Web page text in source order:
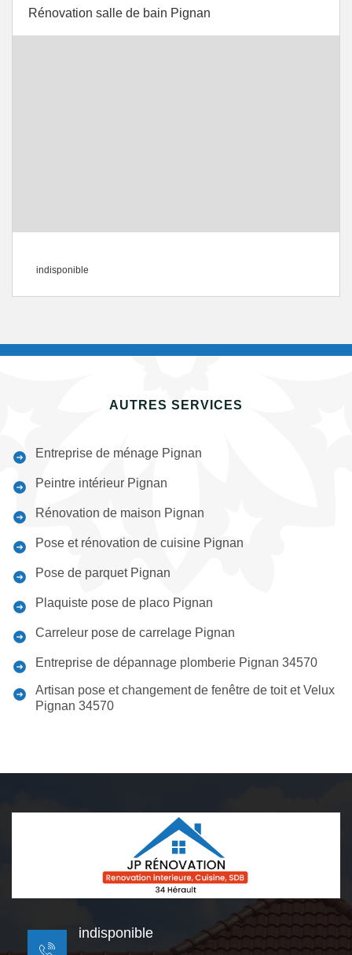
Rénovation salle de bain Pignan
indisponible
AUTRES SERVICES
Entreprise de ménage Pignan
Peintre intérieur Pignan
Rénovation de maison Pignan
Pose et rénovation de cuisine Pignan
Pose de parquet Pignan
Plaquiste pose de placo Pignan
Carreleur pose de carrelage Pignan
Entreprise de dépannage plomberie Pignan 34570
Artisan pose et changement de fenêtre de toit et Velux
Pignan 34570
indisponible